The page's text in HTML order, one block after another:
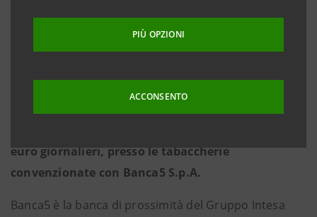
PIÙ OPZIONI
ACCONSENTO
euro giornalieri, presso le tabaccherie
convenzionate con Banca5 S.p.A.
Banca5 è la banca di prossimità del Gruppo Intesa